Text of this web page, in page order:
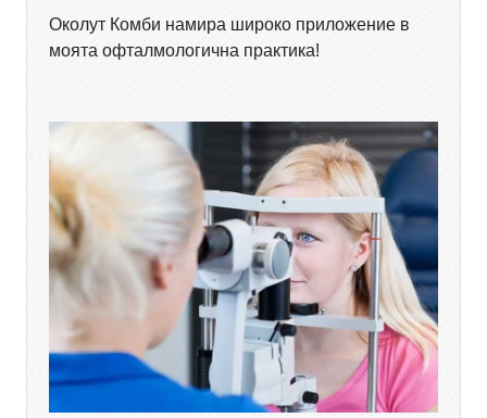
Околут Комби намира широко приложение в
моята офталмологична практика!